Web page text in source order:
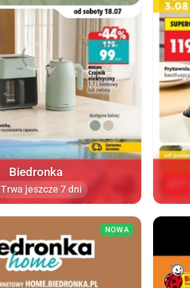
Biedronka
Trwa jeszcze 7 dni
NOWA